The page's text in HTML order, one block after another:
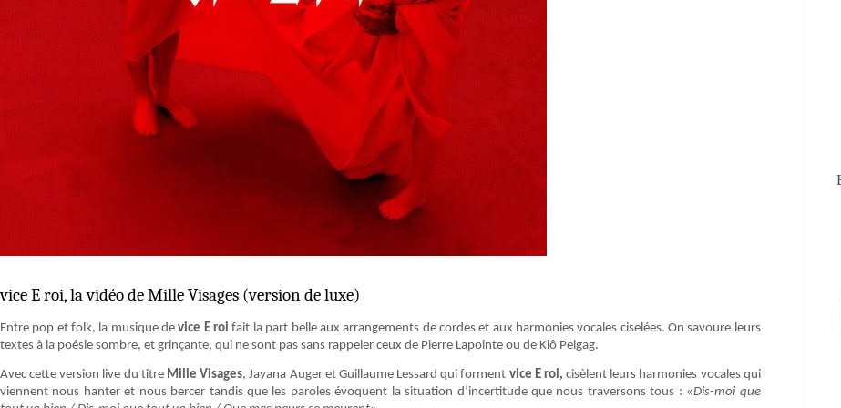
vice E roi, la vidéo de Mille Visages (version de luxe)
Entre pop et folk, la musique device E roi fait la part belle aux arrangements de cordes et aux harmonies vocales ciselées. On savoure leurs
textes à la poésie sombre, et grinçante, qui ne sont pas sans rappeler ceux de Pierre Lapointe ou de Klô Pelgag.
Avec cette version live du titre Mille Visages, Jayana Auger et Guillaume Lessard qui forment vice E roi, cisèlent leurs harmonies vocales qui
viennent nous hanter et nous bercer tandis que les paroles évoquent la situation d’incertitude que nous traversons tous : «Dis-moi que